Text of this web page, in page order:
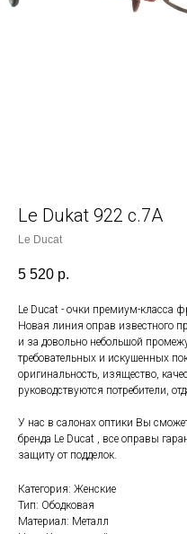
Le Dukat 922 с.7A
Le Ducat
5 520 р.
Le Ducat - очки премиум-класса
Новая линия оправ известного
и за довольно небольшой
требовательных и искушенных
оригинальность, изящество,
руководствуются потребители,
У нас в салонах оптики Вы
бренда Le Ducat , все оправы
защиту от подделок.
Категория: Женские
Тип: Ободковая
Материал: Металл